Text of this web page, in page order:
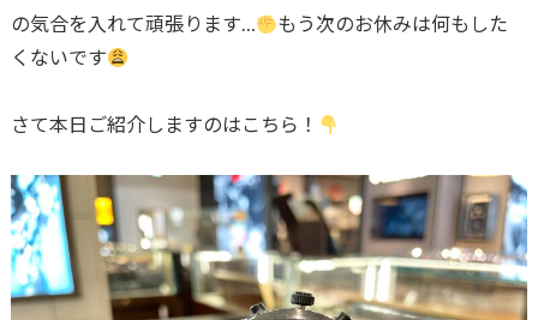
の気合を入れて頑張ります…
もう次のお休みは何もした
くないです
さて本日ご紹介しますのはこちら！